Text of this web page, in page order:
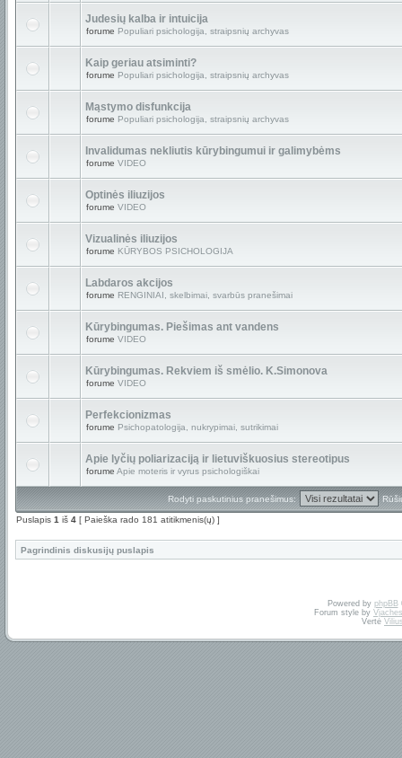
Judesių kalba ir intuicija
forume Populiari psichologija, straipsnių archyvas
Kaip geriau atsiminti?
forume Populiari psichologija, straipsnių archyvas
Mąstymo disfunkcija
forume Populiari psichologija, straipsnių archyvas
Invalidumas nekliutis kūrybingumui ir galimybėms
forume VIDEO
Optinės iliuzijos
forume VIDEO
Vizualinės iliuzijos
forume KŪRYBOS PSICHOLOGIJA
Labdaros akcijos
forume RENGINIAI, skelbimai, svarbūs pranešimai
Kūrybingumas. Piešimas ant vandens
forume VIDEO
Kūrybingumas. Rekviem iš smėlio. K.Simonova
forume VIDEO
Perfekcionizmas
forume Psichopatologija, nukrypimai, sutrikimai
Apie lyčių poliarizaciją ir lietuviškuosius stereotipus
forume Apie moteris ir vyrus psichologiškai
Rodyti paskutinius pranešimus:
Puslapis 1 iš 4 [ Paieška rado 181 atitikmenis(ų) ]
Pagrindinis diskusijų puslapis
Powered by phpBB
Forum style by
Vertė